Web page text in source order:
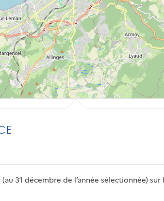
31 décembre de l’année sélectionnée)